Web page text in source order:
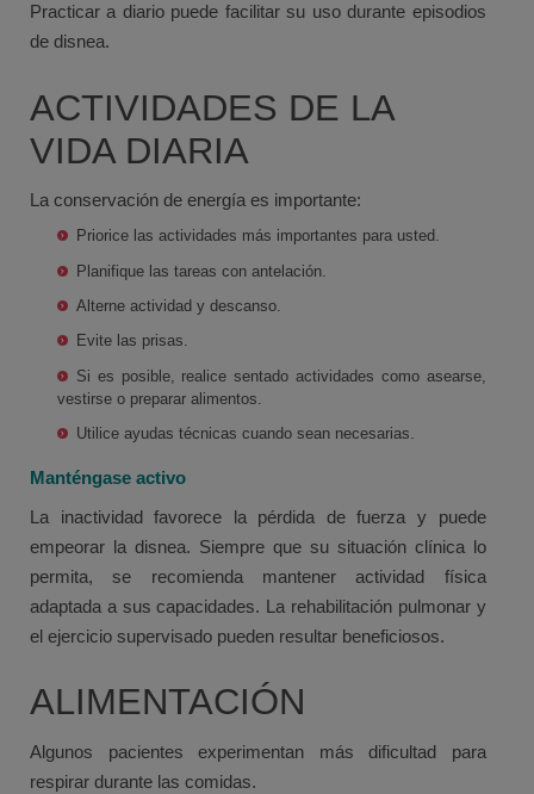
Practicar a diario puede facilitar su uso durante episodios
de disnea.
ACTIVIDADES DE LA
VIDA DIARIA
La conservación de energía es importante:
Priorice las actividades más importantes para usted.
Planifique las tareas con antelación.
Alterne actividad y descanso.
Evite las prisas.
Si es posible, realice sentado actividades como asearse,
vestirse o preparar alimentos.
Utilice ayudas técnicas cuando sean necesarias.
Manténgase activo
La inactividad favorece la pérdida de fuerza y puede
empeorar la disnea. Siempre que su situación clínica lo
permita, se recomienda mantener actividad física
adaptada a sus capacidades. La rehabilitación pulmonar y
el ejercicio supervisado pueden resultar beneficiosos.
ALIMENTACIÓN
Algunos pacientes experimentan más dificultad para
respirar durante las comidas.